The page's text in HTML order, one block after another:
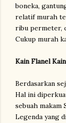
boneka,
relatif murah
ribu permeter,
Cukup murah
Kain Flanel
Berdasarkan
Hal ini
sebuah makam
Legenda yang